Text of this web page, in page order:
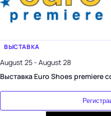
ВЫСТАВКА
August 25 - August 28
Выставка Euro Shoes premiere